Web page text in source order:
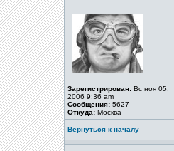
Зарегистрирован: Вс ноя 05,
2006 9:36 am
Сообщения: 5627
Откуда: Москва
Вернуться к началу